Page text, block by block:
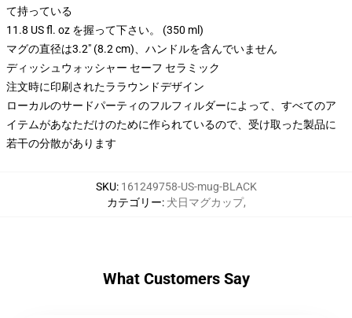
て持っている
11.8 US fl. oz を握って下さい。 (350 ml)
マグの直径は3.2" (8.2 cm)、ハンドルを含んでいません
ディッシュウォッシャー セーフ セラミック
注文時に印刷されたララウンドデザイン
ローカルのサードパーティのフルフィルダーによって、すべてのア
イテムがあなただけのために作られているので、受け取った製品に
若干の分散があります
SKU: 161249758-US-mug-BLACK
カテゴリー: 犬日マグカップ,
What Customers Say